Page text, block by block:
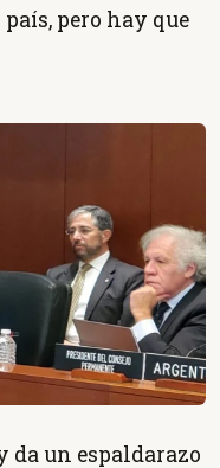
pero hay que
da un espaldarazo